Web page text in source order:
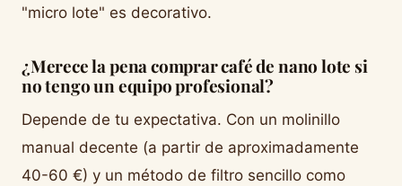
"micro lote" es decorativo.
¿Merece la pena comprar café de nano lote si
no tengo un equipo profesional?
Depende de tu expectativa. Con un molinillo
manual decente (a partir de aproximadamente
40-60 €) y un método de filtro sencillo como